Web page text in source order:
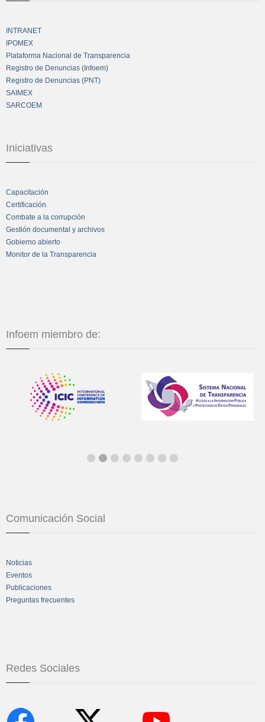
INTRANET
IPOMEX
Plataforma Nacional de Transparencia
Registro de Denuncias (Infoem)
Registro de Denuncias (PNT)
SAIMEX
SARCOEM
Iniciativas
Capacitación
Certificación
Combate a la corrupción
Gestión documental y archivos
Gobierno abierto
Monitor de la Transparencia
Infoem miembro de:
Comunicación Social
Noticias
Eventos
Publicaciones
Preguntas frecuentes
Redes Sociales